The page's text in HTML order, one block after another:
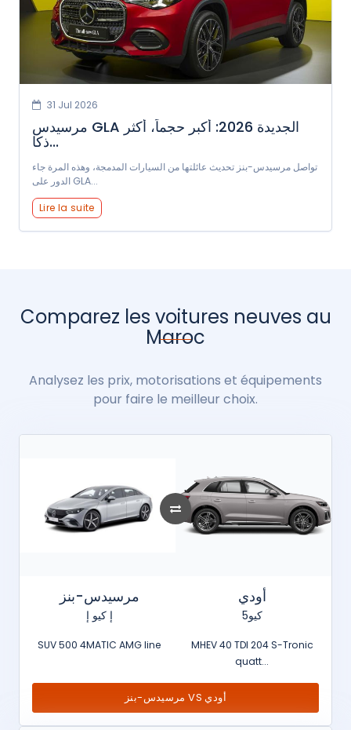
31 Jul 2026
مرسيدس GLA الجديدة 2026: أكبر حجماً، أكثر
ذكا...
تواصل مرسيدس-بنز تحديث عائلتها من السيارات المدمجة، وهذه المرة جاء
الدور على GLA...
Lire la suite
Comparez les voitures neuves au
Maroc
Analysez les prix, motorisations et équipements
pour faire le meilleur choix.
مرسيدس-بنز
إ كيو إ
SUV 500 4MATIC AMG line
أودي
كيو5
MHEV 40 TDI 204 S-Tronic
quatt...
مرسيدس-بنز VS أودي